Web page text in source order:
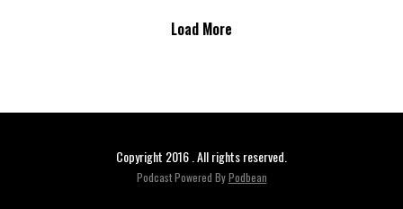
Load More
Copyright 2016 . All rights reserved.
Podcast Powered ByPodbean